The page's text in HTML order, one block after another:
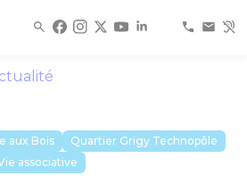
aux Bois
Quartier Grigy Technopôle
associative